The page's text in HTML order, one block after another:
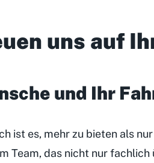
uns auf
und Ihr
ist es, mehr zu bieten als
Team, das nicht nur